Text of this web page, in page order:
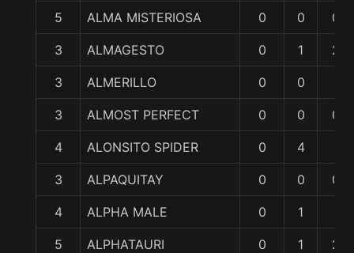
5 ALMA MISTERIOSA 0 0 0
3 ALMAGESTO 0 1 2
3 ALMERILLO 0 0
3 ALMOST PERFECT 0 0 0
4 ALONSITO SPIDER 0 4
3 ALPAQUITAY 0 0 0
4 ALPHA MALE 0 1
5 ALPHATAURI 0 1 2